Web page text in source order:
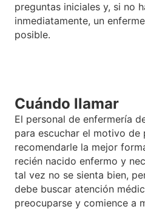
preguntas iniciales y, si no
inmediatamente, un
posible.
Cuándo llamar
El personal de enfermería
para escuchar el motivo de
recomendarle la mejor
recién nacido enfermo y
tal vez no se sienta bien,
debe buscar atención
preocuparse y comience a